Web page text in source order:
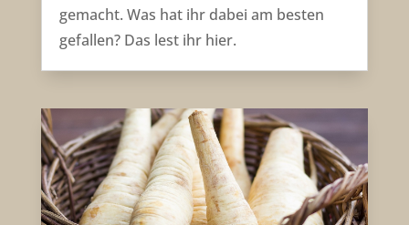
gemacht. Was hat ihr dabei am besten
gefallen? Das lest ihr hier.